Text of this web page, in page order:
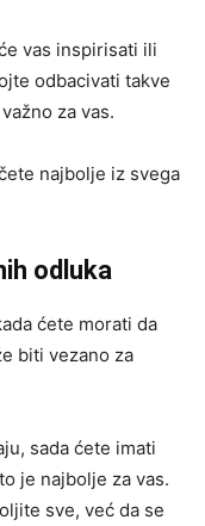
vas inspirisati ili
odbacivati takve
za vas.
najbolje iz svega
odluka
ćete morati da
biti vezano za
sada ćete imati
je najbolje za vas.
sve, već da se